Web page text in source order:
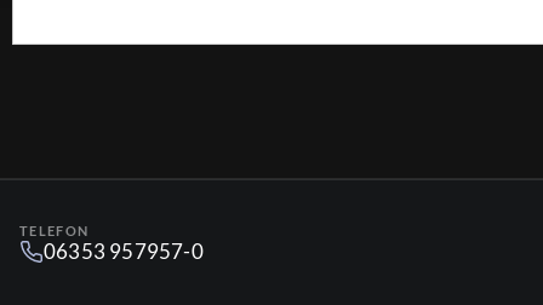
TELEFON
06353 957957-0